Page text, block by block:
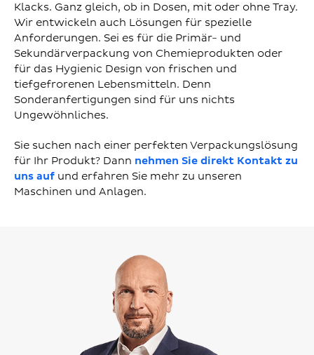
Klacks. Ganz gleich, ob in Dosen, mit oder ohne Tray.
Wir entwickeln auch Lösungen für spezielle
Anforderungen. Sei es für die Primär- und
Sekundärverpackung von Chemieprodukten oder
für das Hygienic Design von frischen und
tiefgefrorenen Lebensmitteln. Denn
Sonderanfertigungen sind für uns nichts
Ungewöhnliches.
Sie suchen nach einer perfekten Verpackungslösung
für Ihr Produkt? Dann nehmen Sie direkt Kontakt zu
uns auf und erfahren Sie mehr zu unseren
Maschinen und Anlagen.